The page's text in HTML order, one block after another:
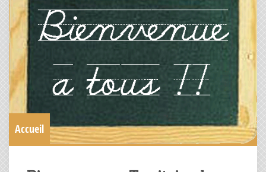
Accueil